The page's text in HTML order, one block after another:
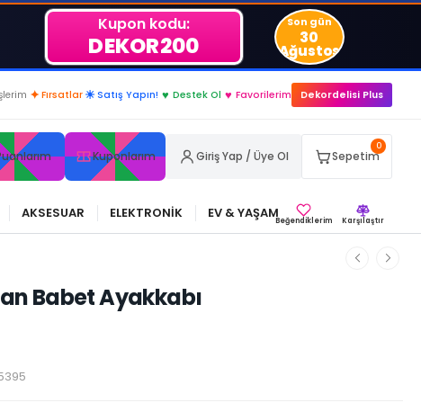
Kupon kodu:
DEKOR200
Son gün
30
Ağustos
✦ Fırsatlar ☀ Satış Yapın! ♥ Destek Ol ♥ Favorilerim Dekordelisi Plus
Kuponlarım Giriş Yap / Üye Ol
0
Sepetim
AKSESUAR ELEKTRONİK EV & YAŞAMBeğendiklerim Karşılaştır
Babet Ayakkabı